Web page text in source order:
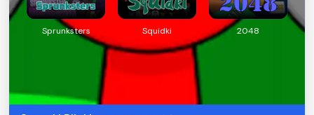
Sprunksters Squidki 2048